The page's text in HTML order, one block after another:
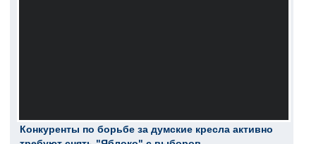
Конкуренты по борьбе за думские кресла активно